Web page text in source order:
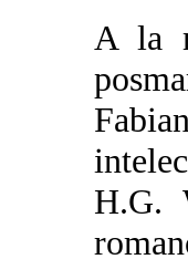
A la
H.G.